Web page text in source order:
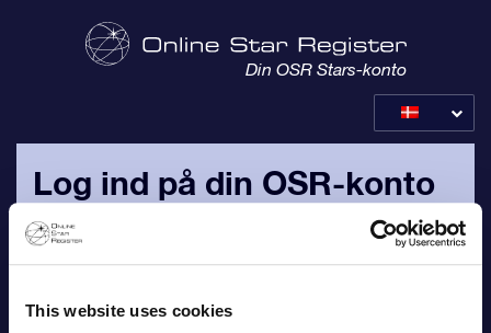
This website uses cookies
Din OSR Stars-konto
Log ind på din OSR-konto
Log ind med din personlige e-mailadresse og adgangskode,
som er blevet sendt til dig i din bekræftelsesmail for din